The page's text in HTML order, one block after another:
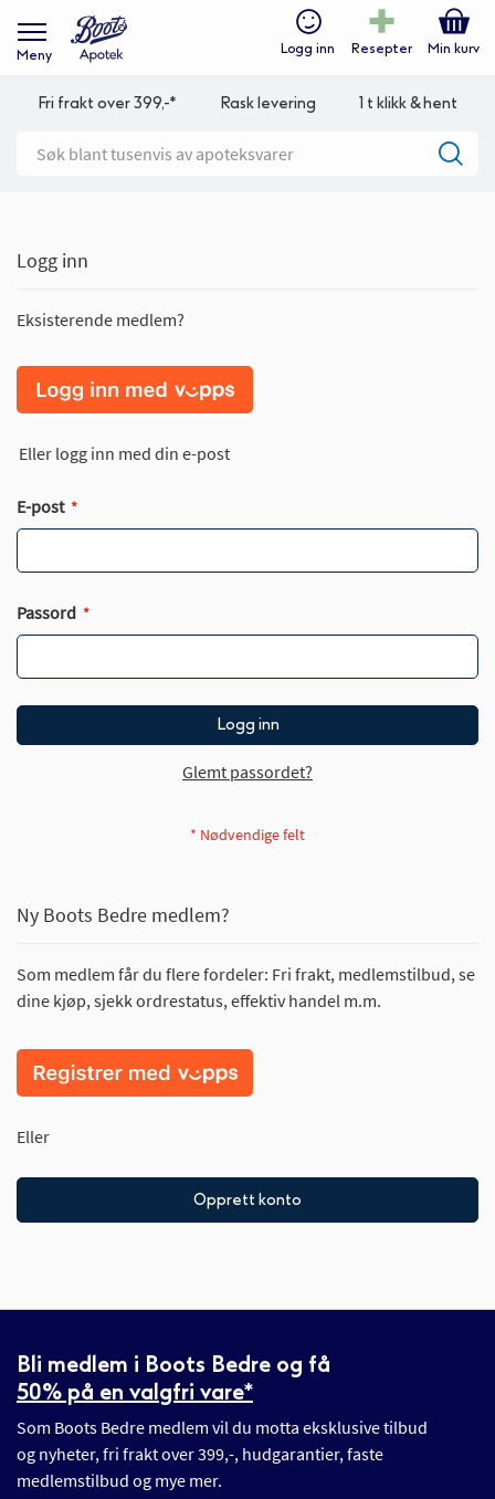
Meny Logg inn Resepter Min kurv
Fri frakt over 399,-* Rask levering 1 t klikk & hent
Logg inn
Eksisterende medlem?
Eller logg inn med din e-post
E-post
Passord
Logg inn
Glemt passordet?
Ny Boots Bedre medlem?
Som medlem får du flere fordeler: Fri frakt, medlemstilbud, se
dine kjøp, sjekk ordrestatus, effektiv handel m.m.
Eller
Opprett konto
Bli medlem i Boots Bedre og få
50% på en valgfri vare*
Som Boots Bedre medlem vil du motta eksklusive tilbud
og nyheter, fri frakt over 399,-, hudgarantier, faste
medlemstilbud og mye mer.